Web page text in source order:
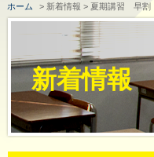
ホーム > 新着情報 > 夏期講習 早
新着情報